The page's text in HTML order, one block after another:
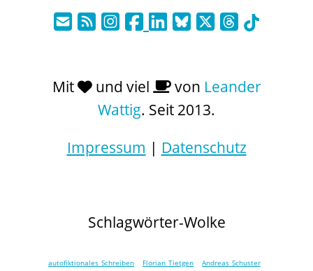
Mit und viel von Leander
Wattig. Seit 2013.
Impressum | Datenschutz
Schlagwörter-Wolke
autofiktionales Schreiben Florian Tietgen Andreas Schuster